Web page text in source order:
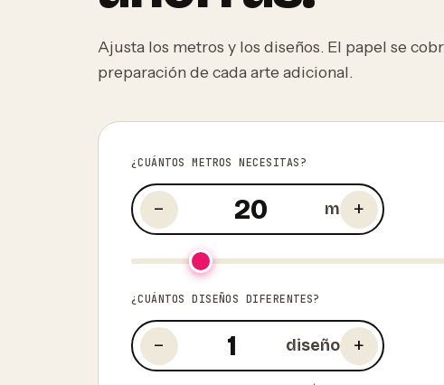
Ajusta los metros y los diseños. El papel se
preparación de cada arte adicional.
¿CUÁNTOS METROS NECESITAS?
− m +
¿CUÁNTOS DISEÑOS DIFERENTES?
− diseño +